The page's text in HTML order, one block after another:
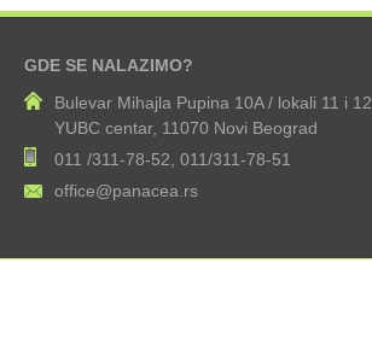
GDE SE NALAZIMO?
Bulevar Mihajla Pupina 10A / lokali 11 i 12,
YUBC centar, 11070 Novi Beograd
011 /311-78-52, 011/311-78-51
office@panacea.rs